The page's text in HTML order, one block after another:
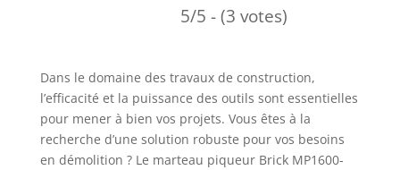
5/5 - (3 votes)
Dans le domaine des travaux de construction,
l’efficacité et la puissance des outils sont essentielles
pour mener à bien vos projets. Vous êtes à la
recherche d’une solution robuste pour vos besoins
en démolition ? Le marteau piqueur Brick MP1600-